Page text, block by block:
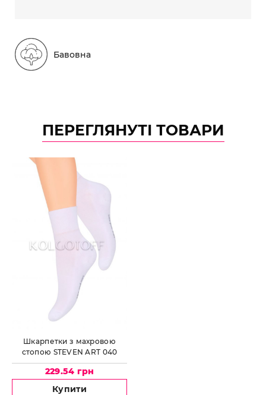
Бавовна
ПЕРЕГЛЯНУТІ ТОВАРИ
Шкарпетки з махровою
стопою STEVEN ART 040
229.54 грн
Купити